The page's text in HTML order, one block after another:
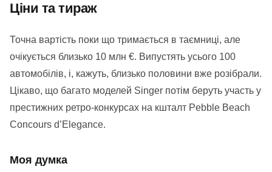
Ціни та тираж
Точна вартість поки що тримається в таємниці, але
очікується близько 10 млн €. Випустять усього 100
автомобілів, і, кажуть, близько половини вже розібрали.
Цікаво, що багато моделей Singer потім беруть участь у
престижних ретро-конкурсах на кшталт Pebble Beach
Concours d’Elegance.
Моя думка